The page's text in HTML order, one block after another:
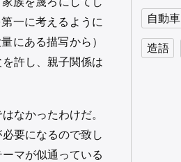
一に考えるように
にある描写から）
許し、親子関係は
なかったわけだ。
要になるので致し
マが似通っている
自動車
造語